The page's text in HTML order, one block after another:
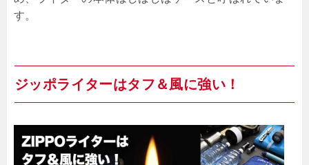
す。
ジッポライターはタフ＆風に強い！